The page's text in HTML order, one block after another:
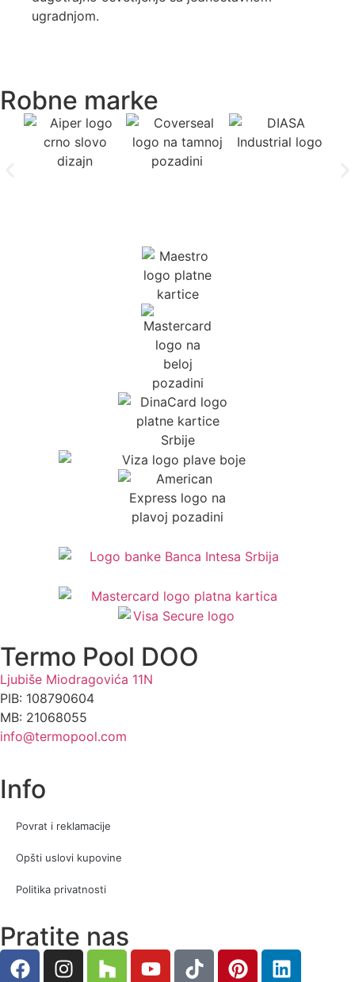
ugradnjom.
Robne marke
Termo Pool DOO
Ljubiše Miodragovića 11N
PIB: 108790604
MB: 21068055
info@termopool.com
Info
Povrat i reklamacije
Opšti uslovi kupovine
Politika privatnosti
Pratite nas